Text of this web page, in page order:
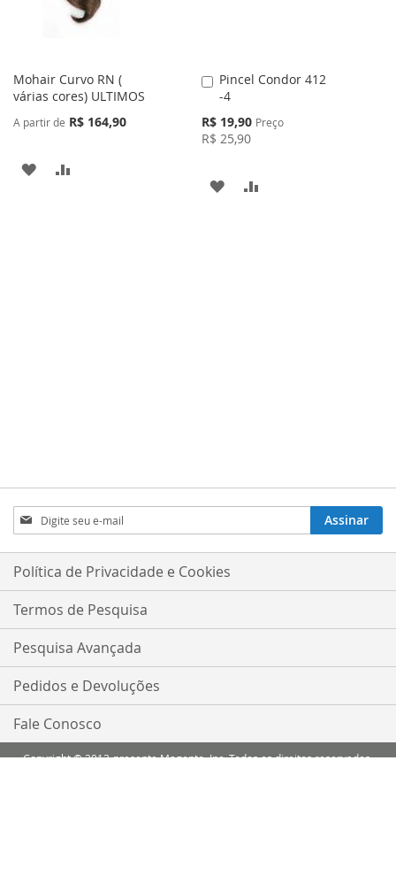
Mohair Curvo RN (
várias cores) ULTIMOS
A partir de R$ 164,90
ADICIONAR
Pincel Condor 412
-4
Preço
Especial
R$ 19,90 Preço
R$ 25,90
Adicionar
ao
Carrinho
ADICIONAR
Inscreva-
se
na
nossa
Assinar
Política de Privacidade e Cookies
Termos de Pesquisa
Pesquisa Avançada
Pedidos e Devoluções
Fale Conosco
Copyright © 2013-presente Magento, Inc. Todos os direitos reservados.